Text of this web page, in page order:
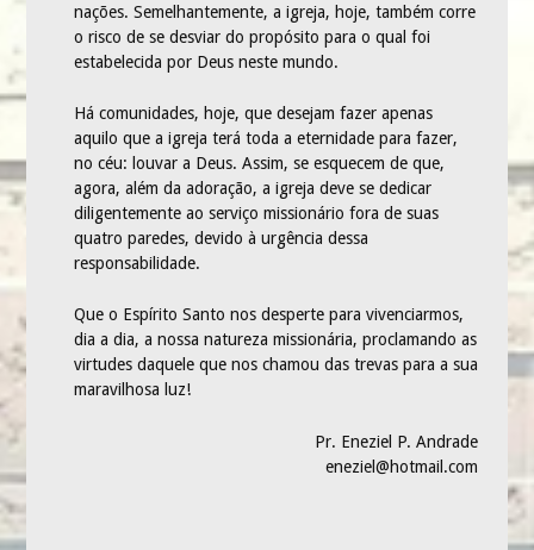
nações. Semelhantemente, a igreja, hoje, também corre
o risco de se desviar do propósito para o qual foi
estabelecida por Deus neste mundo.
Há comunidades, hoje, que desejam fazer apenas
aquilo que a igreja terá toda a eternidade para fazer,
no céu: louvar a Deus. Assim, se esquecem de que,
agora, além da adoração, a igreja deve se dedicar
diligentemente ao serviço missionário fora de suas
quatro paredes, devido à urgência dessa
responsabilidade.
Que o Espírito Santo nos desperte para vivenciarmos,
dia a dia, a nossa natureza missionária, proclamando as
virtudes daquele que nos chamou das trevas para a sua
maravilhosa luz!
Pr. Eneziel P. Andrade
eneziel@hotmail.com